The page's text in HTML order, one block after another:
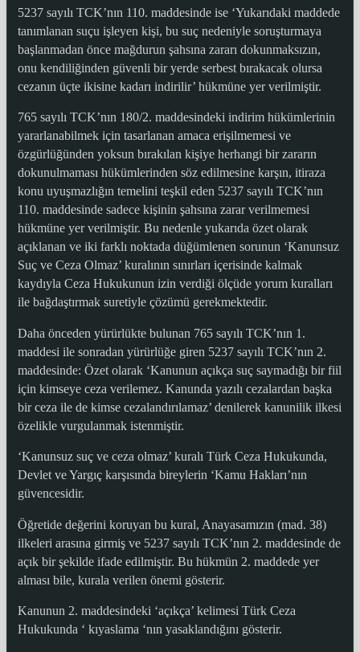
5237 sayılı TCK’nın 110. maddesinde ise ‘Yukarıdaki maddede
tanımlanan suçu işleyen kişi, bu suç nedeniyle soruşturmaya
başlanmadan önce mağdurun şahsına zararı dokunmaksızın,
onu kendiliğinden güvenli bir yerde serbest bırakacak olursa
cezanın üçte ikisine kadarı indirilir’ hükmüne yer verilmiştir.
765 sayılı TCK’nın 180/2. maddesindeki indirim hükümlerinin
yararlanabilmek için tasarlanan amaca erişilmemesi ve
özgürlüğünden yoksun bırakılan kişiye herhangi bir zararın
dokunulmaması hükümlerinden söz edilmesine karşın, itiraza
konu uyuşmazlığın temelini teşkil eden 5237 sayılı TCK’nın
110. maddesinde sadece kişinin şahsına zarar verilmemesi
hükmüne yer verilmiştir. Bu nedenle yukarıda özet olarak
açıklanan ve iki farklı noktada düğümlenen sorunun ‘Kanunsuz
Suç ve Ceza Olmaz’ kuralının sınırları içerisinde kalmak
kaydıyla Ceza Hukukunun izin verdiği ölçüde yorum kuralları
ile bağdaştırmak suretiyle çözümü gerekmektedir.
Daha önceden yürürlükte bulunan 765 sayılı TCK’nın 1.
maddesi ile sonradan yürürlüğe giren 5237 sayılı TCK’nın 2.
maddesinde: Özet olarak ‘Kanunun açıkça suç saymadığı bir fiil
için kimseye ceza verilemez. Kanunda yazılı cezalardan başka
bir ceza ile de kimse cezalandırılamaz’ denilerek kanunilik ilkesi
özelikle vurgulanmak istenmiştir.
‘Kanunsuz suç ve ceza olmaz’ kuralı Türk Ceza Hukukunda,
Devlet ve Yargıç karşısında bireylerin ‘Kamu Hakları’nın
güvencesidir.
Öğretide değerini koruyan bu kural, Anayasamızın (mad. 38)
ilkeleri arasına girmiş ve 5237 sayılı TCK’nın 2. maddesinde de
açık bir şekilde ifade edilmiştir. Bu hükmün 2. maddede yer
alması bile, kurala verilen önemi gösterir.
Kanunun 2. maddesindeki ‘açıkça’ kelimesi Türk Ceza
Hukukunda ‘ kıyaslama ‘nın yasaklandığını gösterir.